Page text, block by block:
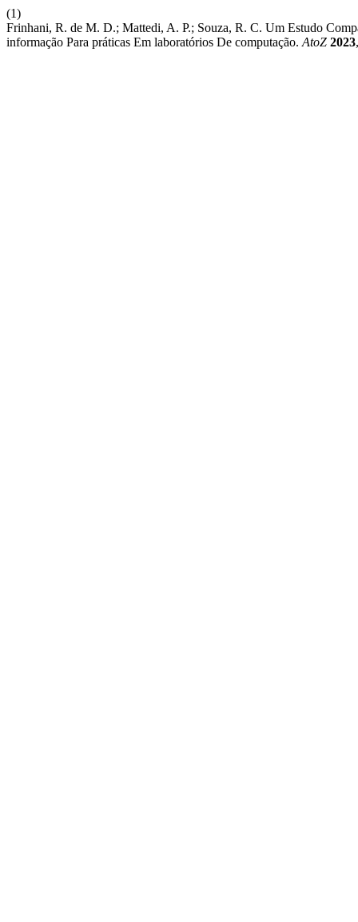
(1)
Frinhani, R. de M. D.; Mattedi, A. P.; Souza, R. C. Um Estudo
informação Para práticas Em laboratórios De computação. AtoZ 2023